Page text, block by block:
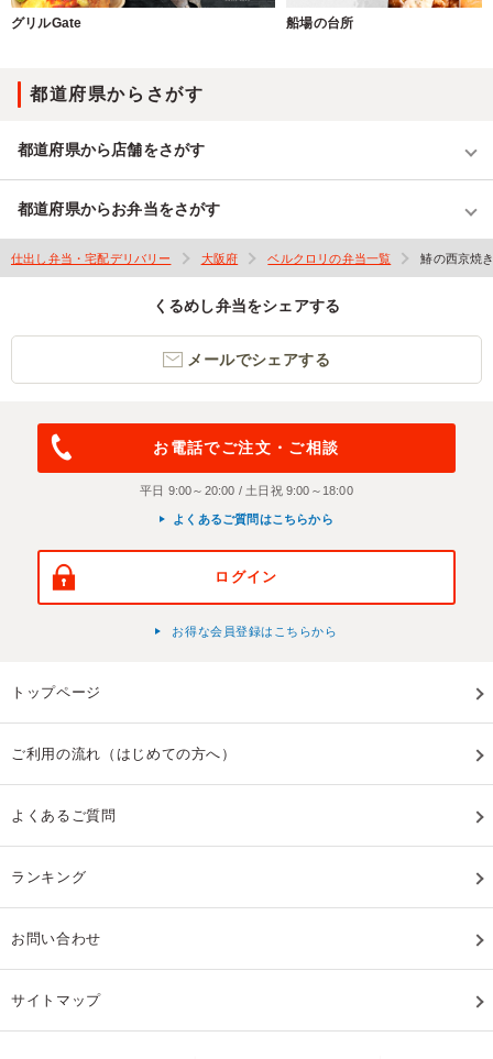
グリルGate 船場の台所
都道府県からさがす
都道府県から店舗をさがす
都道府県からお弁当をさがす
仕出し弁当・宅配デリバリー 大阪府 ベルクロリの弁当一覧 鰆の西京焼
くるめし弁当をシェアする
メールでシェアする
お電話でご注文・ご相談
平日 9:00～20:00 / 土日祝 9:00～18:00
よくあるご質問はこちらから
ログイン
お得な会員登録はこちらから
トップページ
ご利用の流れ（はじめての方へ）
よくあるご質問
ランキング
お問い合わせ
サイトマップ